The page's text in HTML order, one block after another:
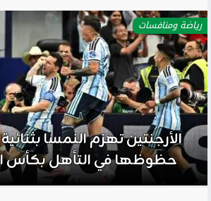
رياضة ومنافسات
الأرجنتين تهزم النمسا
حظوظها في التأهل بكأس